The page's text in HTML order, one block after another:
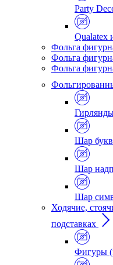
Party
Фольга
Фольга
Фольга
Шар
Шар
Шар
Ходячие,
подставках
Фигуры